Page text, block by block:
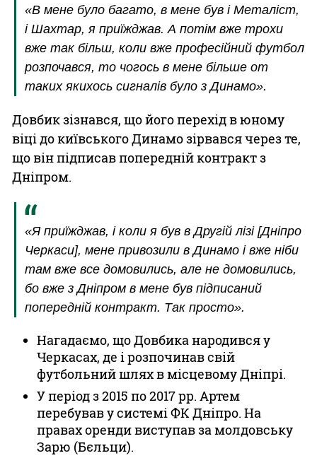
«В мене було багато, в мене був і Металіст,
і Шахтар, я приїжджав. А потім вже трохи
вже так більш, коли вже професійний футбол
розпочався, то чогось в мене більше от
таких якихось сигналів було з Динамо».
Довбик зізнався, що його перехід в юному
віці до київського Динамо зірвався через те,
що він підписав попередній контракт з
Дніпром.
«Я приїжджав, і коли я був в Другій лізі [Дніпро
Черкаси], мене привозили в Динамо і вже ніби
там вже все домовились, але не домовились,
бо вже з Дніпром в мене був підписаний
попередній контракт. Так просто».
Нагадаємо, що Довбика народився у
Черкасах, де і розпочинав свій
футбольний шлях в місцевому Дніпрі.
У період з 2015 по 2017 рр. Артем
перебував у системі ФК Дніпро. На
правах оренди виступав за молдовську
Зарю (Бєльци).